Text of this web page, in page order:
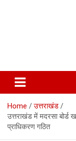
Home
उत्तराखंड
उत्तराखंड में मदरसा बोर्ड
प्राधिकरण गठित